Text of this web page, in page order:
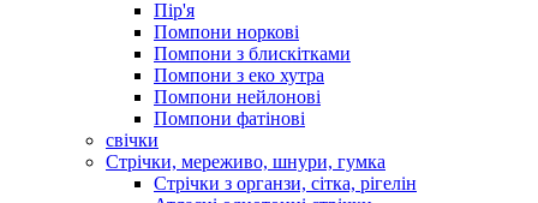
Пір'я
Помпони норкові
Помпони з блискітками
Помпони з еко хутра
Помпони нейлонові
Помпони фатінові
свічки
Стрічки, мереживо, шнури, гумка
Стрічки з органзи, сітка, рігелін